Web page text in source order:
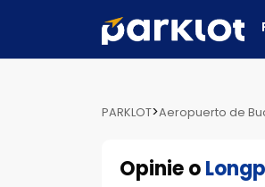
PARKLOT>Aeropuerto de
Opinie o